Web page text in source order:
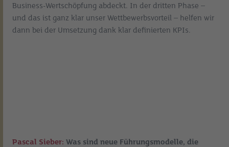
Business-Wertschöpfung abdeckt. In der dritten Phase –
und das ist ganz klar unser Wettbewerbsvorteil – helfen wir
dann bei der Umsetzung dank klar definierten KPIs.
Pascal Sieber: Was sind neue Führungsmodelle, die